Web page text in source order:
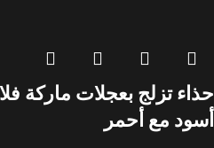
أسود مع أحمر